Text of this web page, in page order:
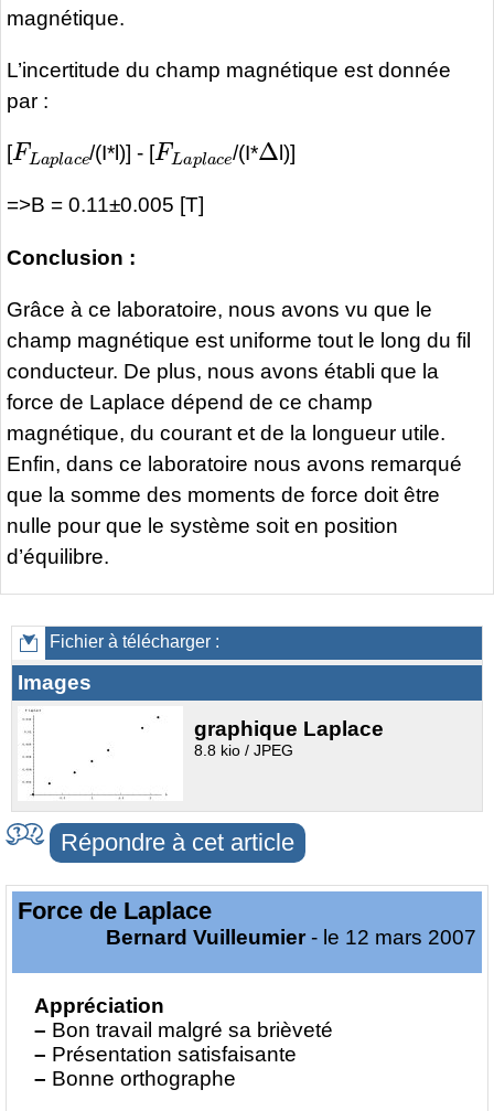
magnétique.
L’incertitude du champ magnétique est donnée
par :
[
FL ce
/(I*l)] - [
FL ce
/(I*
Δ
l)]
=>B = 0.11±0.005 [T]
Conclusion :
Grâce à ce laboratoire, nous avons vu que le
champ magnétique est uniforme tout le long du fil
conducteur. De plus, nous avons établi que la
force de Laplace dépend de ce champ
magnétique, du courant et de la longueur utile.
Enfin, dans ce laboratoire nous avons remarqué
que la somme des moments de force doit être
nulle pour que le système soit en position
d’équilibre.
Fichier à télécharger :
Images
graphique Laplace
8.8 kio / JPEG
Répondre à cet article
Force de Laplace
Bernard Vuilleumier- le 12 mars 2007
Appréciation
– Bon travail malgré sa brièveté
– Présentation satisfaisante
– Bonne orthographe